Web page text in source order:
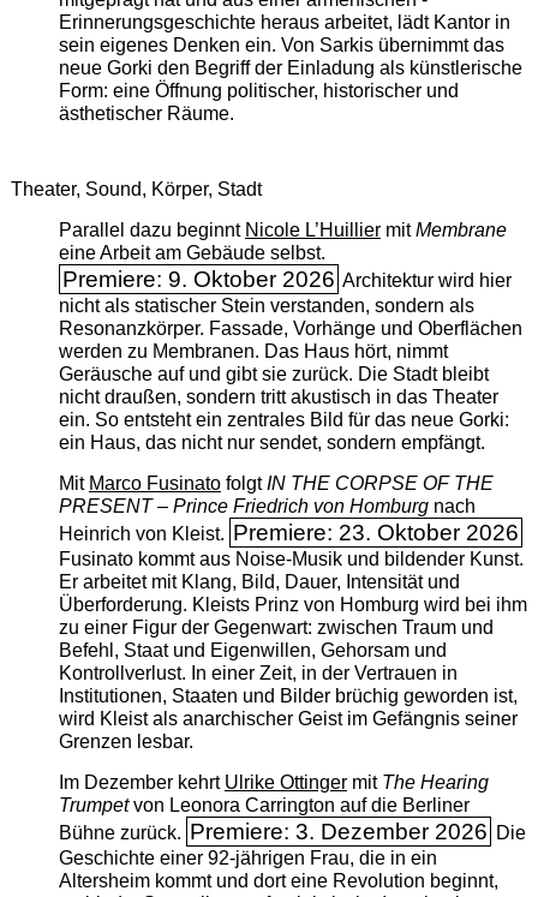
Erinnerungsgeschichte heraus arbeitet, lädt Kantor in
sein eigenes Denken ein. Von Sarkis übernimmt das
neue Gorki den Begriff der Einladung als künstlerische
Form: eine Öffnung politischer, historischer und
ästhetischer Räume.
Theater, Sound, Körper, Stadt
Parallel dazu beginnt Nicole L’Huilliermit ­Membrane
eine Arbeit am Gebäude selbst.
Premiere: 9. Oktober 2026 Architektur wird hier
nicht als statischer Stein verstanden, sondern als
Resonanzkörper. Fassade, Vorhänge und Oberflächen
werden zu Membranen. Das Haus hört, nimmt
Geräusche auf und gibt sie zurück. Die Stadt bleibt
nicht draußen, sondern tritt akustisch in das Theater
ein. So entsteht ein zentrales Bild für das neue Gorki:
ein Haus, das nicht nur sendet, sondern empfängt.
Mit Marco FusinatofolgtIN THE CORPSE OF THE
PRESENT – Prince Friedrich von Homburgnach
Heinrich von Kleist. Premiere: 23. Oktober 2026
Fusinato kommt aus Noise-Musik und bildender Kunst.
Er arbeitet mit Klang, Bild, Dauer, Intensität und
Überforderung. Kleists Prinz von Homburg wird bei ihm
zu einer Figur der Gegenwart: zwischen Traum und
Befehl, Staat und Eigenwillen, Gehorsam und
Kontrollverlust. In einer Zeit, in der Vertrauen in
Institutionen, Staaten und Bilder brüchig geworden ist,
wird Kleist als anarchischer Geist im Gefängnis seiner
Grenzen lesbar.
Im Dezember kehrt Ulrike Ottingermit The ­Hearing
Trumpetvon Leonora Carrington auf die Berliner
Bühne zurück. Premiere: 3. Dezember 2026 Die
Geschichte einer 92-jährigen Frau, die in ein
Altersheim kommt und dort eine Revolution beginnt,